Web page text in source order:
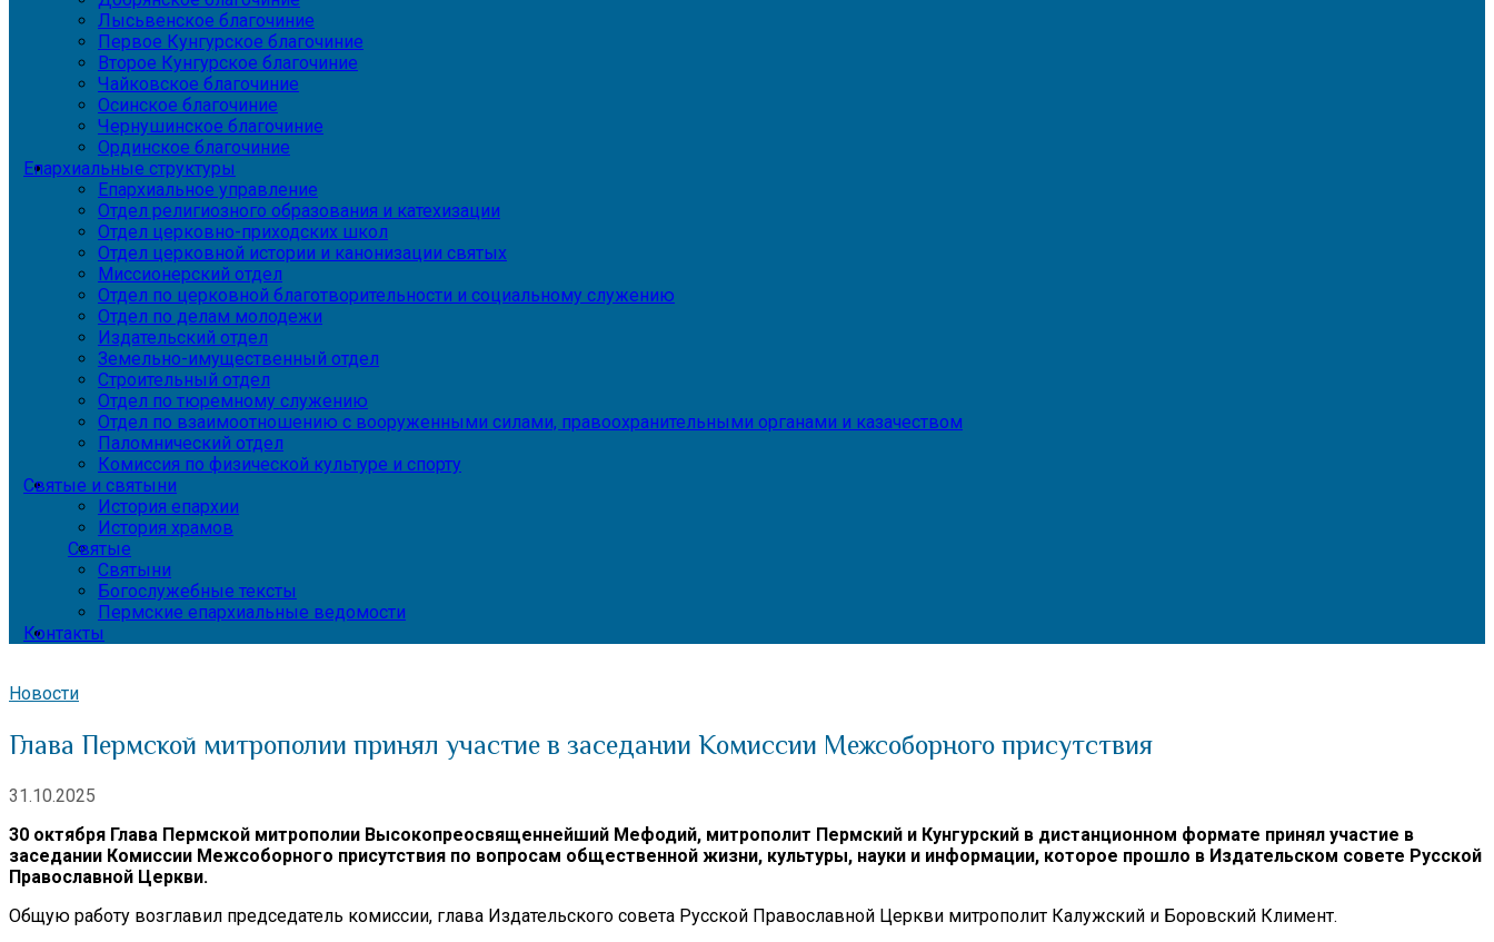
Лысьвенское благочиние
Первое Кунгурское благочиние
Второе Кунгурское благочиние
Чайковское благочиние
Осинское благочиние
Чернушинское благочиние
Ординское благочиние
Епархиальные структуры
Епархиальное управление
Отдел религиозного образования и катехизации
Отдел церковно-приходских школ
Отдел церковной истории и канонизации святых
Миссионерский отдел
Отдел по церковной благотворительности и социальному служению
Отдел по делам молодежи
Издательский отдел
Земельно-имущественный отдел
Строительный отдел
Отдел по тюремному служению
Отдел по взаимоотношению с вооруженными силами, правоохранительными органами и казачеством
Паломнический отдел
Комиссия по физической культуре и спорту
Святые и святыни
История епархии
История храмов
Святые
Святыни
Богослужебные тексты
Пермские епархиальные ведомости
Контакты
Новости
Глава Пермской митрополии принял участие в заседании Комиссии Межсоборного присутствия
31.10.2025
30 октября Глава Пермской митрополии Высокопреосвященнейший Мефодий, митрополит Пермский и Кунгурский в дистанционном формате принял участие в
заседании Комиссии Межсоборного присутствия по вопросам общественной жизни, культуры, науки и информации, которое прошло в Издательском совете Русской
Православной Церкви.
Общую работу возглавил председатель комиссии, глава Издательского совета Русской Православной Церкви митрополит Калужский и Боровский Климент.